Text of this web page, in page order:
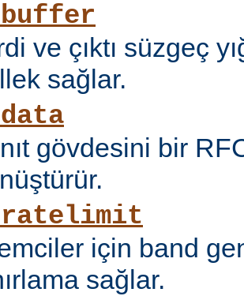
ve çıktı süzgeç
sağlar.
gövdesini bir
için band
sağlar.